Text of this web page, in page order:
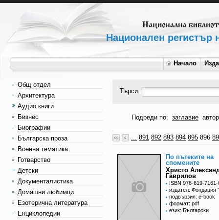
Национален регистър
Начало
Общ отдел
Архитектура
Аудио книги
Бизнес
Биографии
Българска проза
Военна тематика
Готварство
Детски
Документалистика
Домашни любимци
Езотерична литература
Енциклопедии
Търси:
Подреди по: заглавие автор
... 891 892 893 894 895 896
По пътеките на
спомените
Христо
Гаврилов
ISBN 978-619-
издател: Фондация
подвързия: e-book
формат: pdf
език: Български